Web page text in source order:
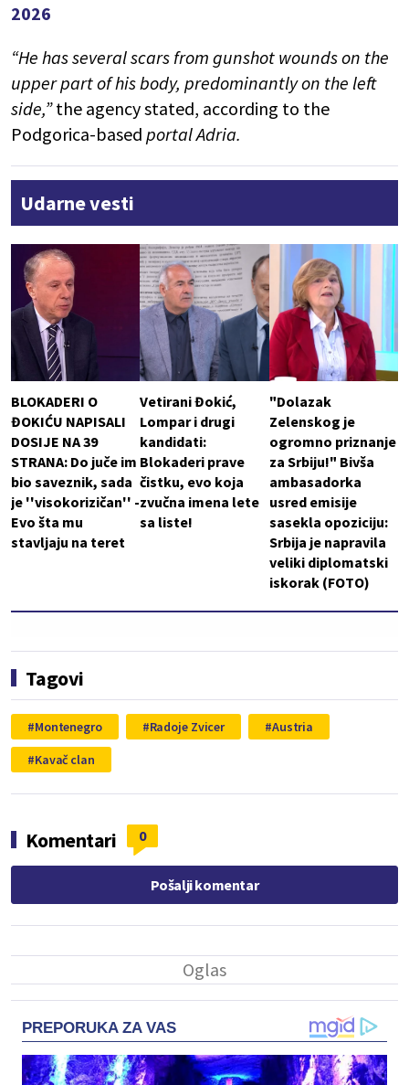
2026
“He has several scars from gunshot wounds on the
upper part of his body, predominantly on the left
side,”the agency stated, according to the
Podgorica-based portal Adria.
Udarne vesti
BLOKADERI O
ĐOKIĆU NAPISALI
DOSIJE NA 39
STRANA: Do juče im
bio saveznik, sada
je ''visokorizičan'' -
Evo šta mu
stavljaju na teret
Vetirani Đokić,
Lompar i drugi
kandidati:
Blokaderi prave
čistku, evo koja
zvučna imena lete
sa liste!
"Dolazak
Zelenskog je
ogromno priznanje
za Srbiju!" Bivša
ambasadorka
usred emisije
sasekla opoziciju:
Srbija je napravila
veliki diplomatski
iskorak (FOTO)
Tagovi
Montenegro Radoje Zvicer
Austria
Kavač clan
Komentari 0
Pošalji komentar
PREPORUKA ZA VAS